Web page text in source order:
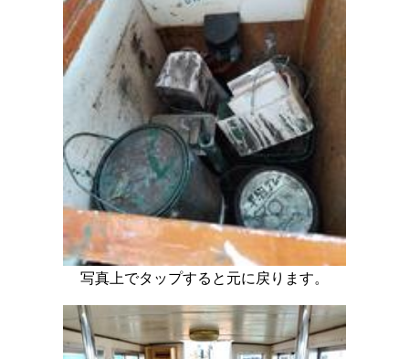
写真上でタップすると元に戻ります。